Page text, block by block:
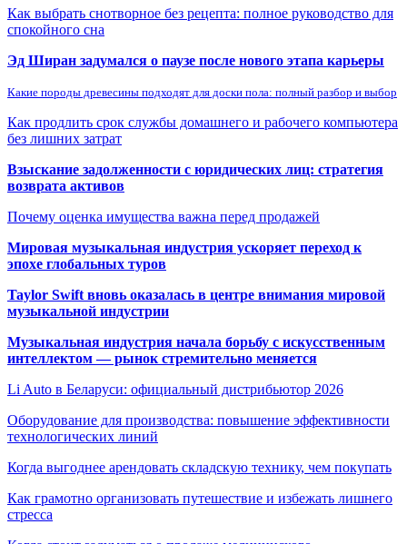
Как выбрать снотворное без рецепта: полное руководство для
спокойного сна
Эд Ширан задумался о паузе после нового этапа карьеры
Какие породы древесины подходят для доски пола: полный разбор и выбор
Как продлить срок службы домашнего и рабочего компьютера
без лишних затрат
Взыскание задолженности с юридических лиц: стратегия
возврата активов
Почему оценка имущества важна перед продажей
Мировая музыкальная индустрия ускоряет переход к
эпохе глобальных туров
Taylor Swift вновь оказалась в центре внимания мировой
музыкальной индустрии
Музыкальная индустрия начала борьбу с искусственным
интеллектом — рынок стремительно меняется
Li Auto в Беларуси: официальный дистрибьютор 2026
Оборудование для производства: повышение эффективности
технологических линий
Когда выгоднее арендовать складскую технику, чем покупать
Как грамотно организовать путешествие и избежать лишнего
стресса